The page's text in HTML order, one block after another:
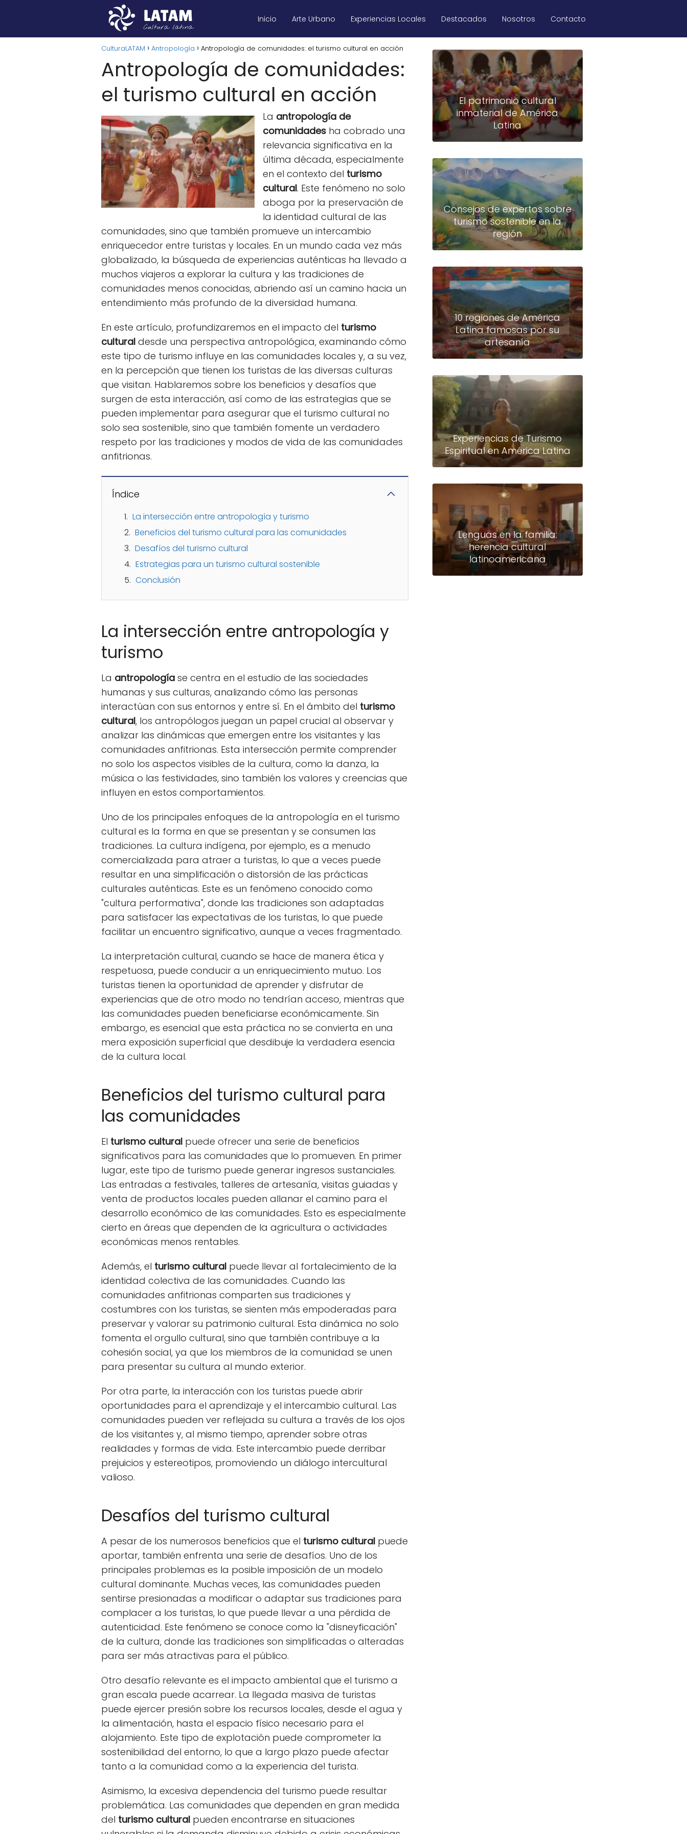
Inicio Arte Urbano Experiencias Locales Destacados Nosotros Contacto
CulturaLATAM Antropología Antropología de comunidades: el turismo cultural en acción
Antropología de comunidades:
el turismo cultural en acción
La antropología de
comunidades ha cobrado una
relevancia significativa en la
última década, especialmente
en el contexto del turismo
cultural. Este fenómeno no solo
aboga por la preservación de
la identidad cultural de las
comunidades, sino que también promueve un intercambio
enriquecedor entre turistas y locales. En un mundo cada vez más
globalizado, la búsqueda de experiencias auténticas ha llevado a
muchos viajeros a explorar la cultura y las tradiciones de
comunidades menos conocidas, abriendo así un camino hacia un
entendimiento más profundo de la diversidad humana.
En este artículo, profundizaremos en el impacto del turismo
cultural desde una perspectiva antropológica, examinando cómo
este tipo de turismo influye en las comunidades locales y, a su vez,
en la percepción que tienen los turistas de las diversas culturas
que visitan. Hablaremos sobre los beneficios y desafíos que
surgen de esta interacción, así como de las estrategias que se
pueden implementar para asegurar que el turismo cultural no
solo sea sostenible, sino que también fomente un verdadero
respeto por las tradiciones y modos de vida de las comunidades
anfitrionas.
Índice
La intersección entre antropología y turismo
Beneficios del turismo cultural para las comunidades
Desafíos del turismo cultural
Estrategias para un turismo cultural sostenible
Conclusión
La intersección entre antropología y
turismo
La antropología se centra en el estudio de las sociedades
humanas y sus culturas, analizando cómo las personas
interactúan con sus entornos y entre sí. En el ámbito del turismo
cultural, los antropólogos juegan un papel crucial al observar y
analizar las dinámicas que emergen entre los visitantes y las
comunidades anfitrionas. Esta intersección permite comprender
no solo los aspectos visibles de la cultura, como la danza, la
música o las festividades, sino también los valores y creencias que
influyen en estos comportamientos.
Uno de los principales enfoques de la antropología en el turismo
cultural es la forma en que se presentan y se consumen las
tradiciones. La cultura indígena, por ejemplo, es a menudo
comercializada para atraer a turistas, lo que a veces puede
resultar en una simplificación o distorsión de las prácticas
culturales auténticas. Este es un fenómeno conocido como
"cultura performativa", donde las tradiciones son adaptadas
para satisfacer las expectativas de los turistas, lo que puede
facilitar un encuentro significativo, aunque a veces fragmentado.
La interpretación cultural, cuando se hace de manera ética y
respetuosa, puede conducir a un enriquecimiento mutuo. Los
turistas tienen la oportunidad de aprender y disfrutar de
experiencias que de otro modo no tendrían acceso, mientras que
las comunidades pueden beneficiarse económicamente. Sin
embargo, es esencial que esta práctica no se convierta en una
mera exposición superficial que desdibuje la verdadera esencia
de la cultura local.
Beneficios del turismo cultural para
las comunidades
El turismo cultural puede ofrecer una serie de beneficios
significativos para las comunidades que lo promueven. En primer
lugar, este tipo de turismo puede generar ingresos sustanciales.
Las entradas a festivales, talleres de artesanía, visitas guiadas y
venta de productos locales pueden allanar el camino para el
desarrollo económico de las comunidades. Esto es especialmente
cierto en áreas que dependen de la agricultura o actividades
económicas menos rentables.
Además, el turismo cultural puede llevar al fortalecimiento de la
identidad colectiva de las comunidades. Cuando las
comunidades anfitrionas comparten sus tradiciones y
costumbres con los turistas, se sienten más empoderadas para
preservar y valorar su patrimonio cultural. Esta dinámica no solo
fomenta el orgullo cultural, sino que también contribuye a la
cohesión social, ya que los miembros de la comunidad se unen
para presentar su cultura al mundo exterior.
Por otra parte, la interacción con los turistas puede abrir
oportunidades para el aprendizaje y el intercambio cultural. Las
comunidades pueden ver reflejada su cultura a través de los ojos
de los visitantes y, al mismo tiempo, aprender sobre otras
realidades y formas de vida. Este intercambio puede derribar
prejuicios y estereotipos, promoviendo un diálogo intercultural
valioso.
Desafíos del turismo cultural
A pesar de los numerosos beneficios que el turismo cultural puede
aportar, también enfrenta una serie de desafíos. Uno de los
principales problemas es la posible imposición de un modelo
cultural dominante. Muchas veces, las comunidades pueden
sentirse presionadas a modificar o adaptar sus tradiciones para
complacer a los turistas, lo que puede llevar a una pérdida de
autenticidad. Este fenómeno se conoce como la "disneyficación"
de la cultura, donde las tradiciones son simplificadas o alteradas
para ser más atractivas para el público.
Otro desafío relevante es el impacto ambiental que el turismo a
gran escala puede acarrear. La llegada masiva de turistas
puede ejercer presión sobre los recursos locales, desde el agua y
la alimentación, hasta el espacio físico necesario para el
alojamiento. Este tipo de explotación puede comprometer la
sostenibilidad del entorno, lo que a largo plazo puede afectar
tanto a la comunidad como a la experiencia del turista.
Asimismo, la excesiva dependencia del turismo puede resultar
problemática. Las comunidades que dependen en gran medida
del turismo cultural pueden encontrarse en situaciones
El patrimonio cultural
inmaterial de América
Latina
Consejos de expertos sobre
turismo sostenible en la
región
10 regiones de América
Latina famosas por su
artesanía
Experiencias de Turismo
Espiritual en América Latina
Lenguas en la familia:
herencia cultural
latinoamericana